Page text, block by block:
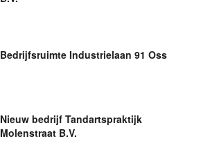
Bedrijfsruimte Industrielaan 91 Oss
Nieuw bedrijf Tandartspraktijk
Molenstraat B.V.